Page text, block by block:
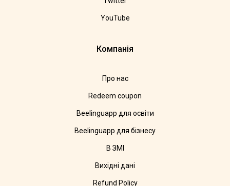
YouTube
Компанія
Про нас
Redeem coupon
Beelinguapp для освіти
Beelinguapp для бізнесу
В ЗМІ
Вихідні дані
Refund Policy